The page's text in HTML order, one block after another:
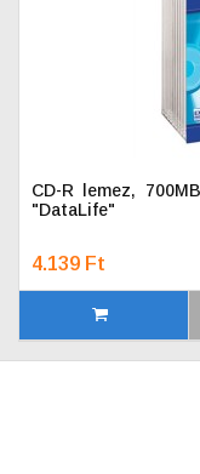
CD-R lemez,
"DataLife"
4.139 Ft